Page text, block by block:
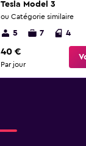
Tesla Model 3
ou Catégorie similaire
5 7 4
40 €
Par jour